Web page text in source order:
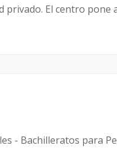
El centro pone
- Bachilleratos para